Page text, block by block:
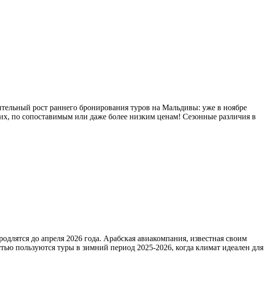
рост раннего бронирования туров на Мальдивы: уже в ноябре
по сопоставимым или даже более низким ценам! Сезонные различия в
до апреля 2026 года. Арабская авиакомпания, известная своим
пользуются туры в зимний период 2025-2026, когда климат идеален для